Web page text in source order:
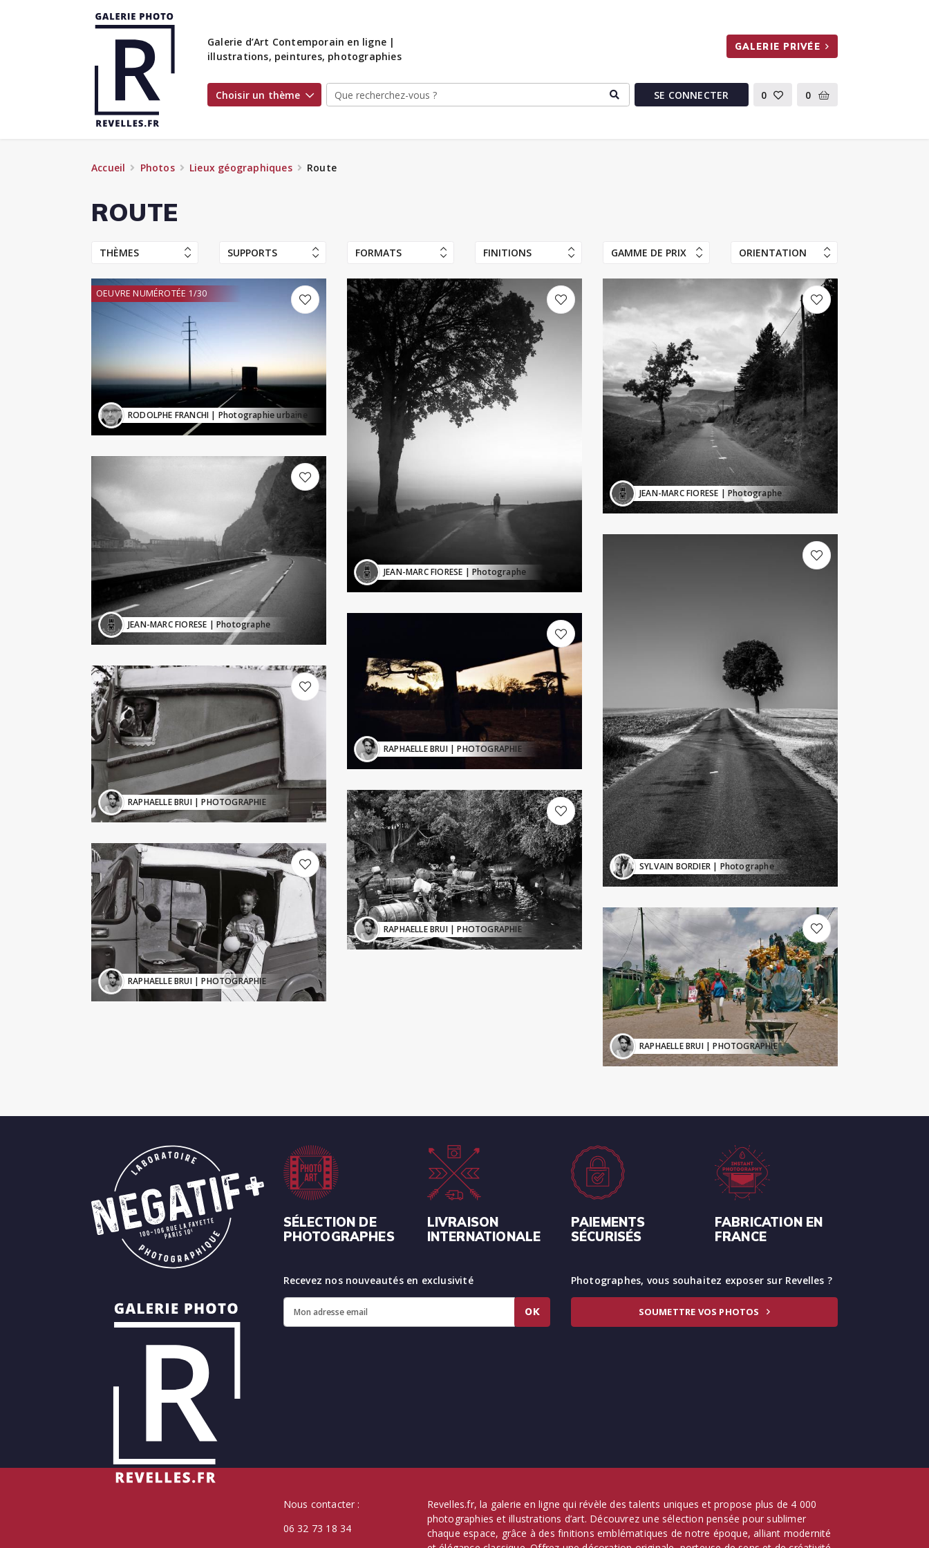
Galerie d’Art Contemporain en ligne |
illustrations, peintures, photographies
GALERIE PRIVÉE
Choisir un thème SE CONNECTER 0 0
Accueil Photos Lieux géographiques Route
ROUTE
THÈMES SUPPORTS FORMATS FINITIONS GAMME DE PRIX ORIENTATION
OEUVRE NUMÉROTÉE 1/30
RODOLPHE FRANCHI | Photographie urbaine
JEAN-MARC FIORESE | Photographe
RAPHAELLE BRUI| PHOTOGRAPHIE
RAPHAELLE BRUI| PHOTOGRAPHIE
JEAN-MARC FIORESE | Photographe
RAPHAELLE BRUI| PHOTOGRAPHIE
RAPHAELLE BRUI| PHOTOGRAPHIE
JEAN-MARC FIORESE | Photographe
SYLVAIN BORDIER | Photographe
RAPHAELLE BRUI| PHOTOGRAPHIE
SÉLECTION DE
PHOTOGRAPHES
LIVRAISON
INTERNATIONALE
PAIEMENTS
SÉCURISÉS
FABRICATION EN
FRANCE
Recevez nos nouveautés en exclusivité
OK
Photographes, vous souhaitez exposer sur Revelles ?
SOUMETTRE VOS PHOTOS
Nous contacter :
06 32 73 18 34
Revelles.fr, la galerie en ligne qui révèle des talents uniques et propose plus de 4 000
photographies et illustrations d’art. Découvrez une sélection pensée pour sublimer
chaque espace, grâce à des finitions emblématiques de notre époque, alliant modernité